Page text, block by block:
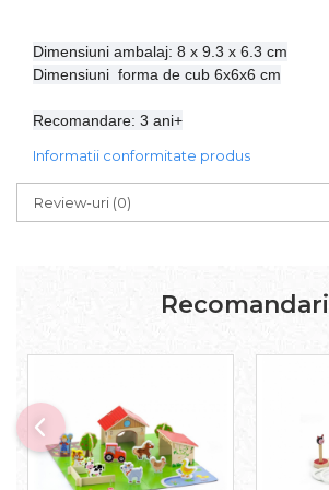
Dimensiuni ambalaj: 8 x 9.3 x 6.3 cm
Dimensiuni forma de cub 6x6x6 cm
Recomandare: 3 ani+
Informatii conformitate produs
Review-uri (0)
Recomandari